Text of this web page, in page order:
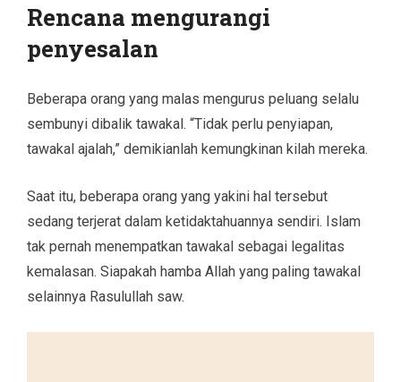
Rencana mengurangi
penyesalan
Beberapa orang yang malas mengurus peluang selalu
sembunyi dibalik tawakal. “Tidak perlu penyiapan,
tawakal ajalah,” demikianlah kemungkinan kilah mereka.
Saat itu, beberapa orang yang yakini hal tersebut
sedang terjerat dalam ketidaktahuannya sendiri. Islam
tak pernah menempatkan tawakal sebagai legalitas
kemalasan. Siapakah hamba Allah yang paling tawakal
selainnya Rasulullah saw.